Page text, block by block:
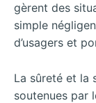
gèrent des
simple
d’usagers et
La sûreté et la
soutenues par